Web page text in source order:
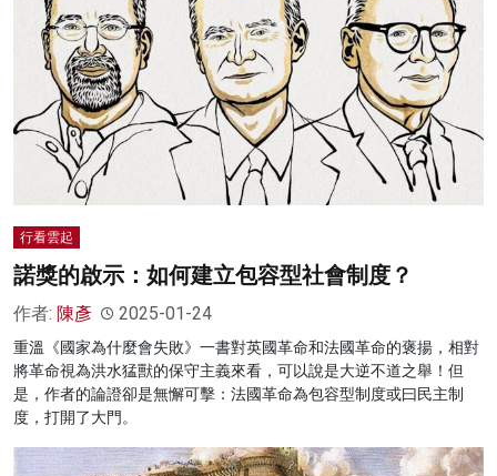
行看雲起
諾獎的啟示：如何建立包容型社會制度？
作者: 陳彥 2025-01-24
重溫《國家為什麼會失敗》一書對英國革命和法國革命的褒揚，相對
將革命視為洪水猛獸的保守主義來看，可以說是大逆不道之舉！但
是，作者的論證卻是無懈可擊：法國革命為包容型制度或曰民主制
度，打開了大門。